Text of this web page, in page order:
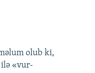
olub ki,
ilə «vur-